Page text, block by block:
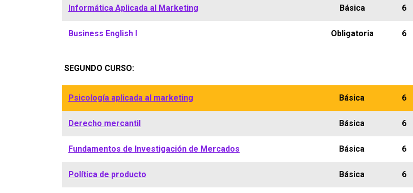
Informática Aplicada al Marketing Básica 6
Business English I Obligatoria 6
SEGUNDO CURSO:
Psicología aplicada al marketing Básica 6
Derecho mercantil Básica 6
Fundamentos de Investigación de Mercados Básica 6
Política de producto Básica 6